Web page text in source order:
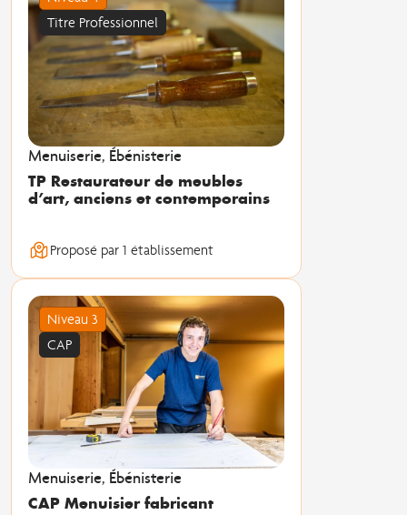
Titre Professionnel
Menuiserie, Ébénisterie
TP Restaurateur de meubles
d’art, anciens et contemporains
Proposé par 1 établissement
Niveau 3
CAP
Menuiserie, Ébénisterie
CAP Menuisier fabricant